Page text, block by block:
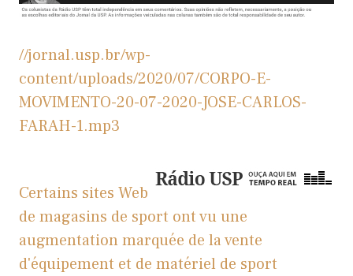
//jornal.usp.br/wp-
content/uploads/2020/07/CORPO-E-
MOVIMENTO-20-07-2020-JOSE-CARLOS-
FARAH-1.mp3
Certains sites Web
de magasins de sport ont vu une
augmentation marquée de la vente
d'équipement et de matériel de sport